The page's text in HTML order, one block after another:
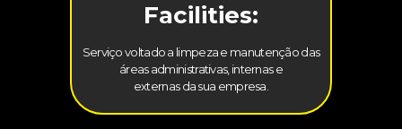
Facilities:
Serviço voltado a limpeza e manutenção das
áreas administrativas, internas e
externas da sua empresa.